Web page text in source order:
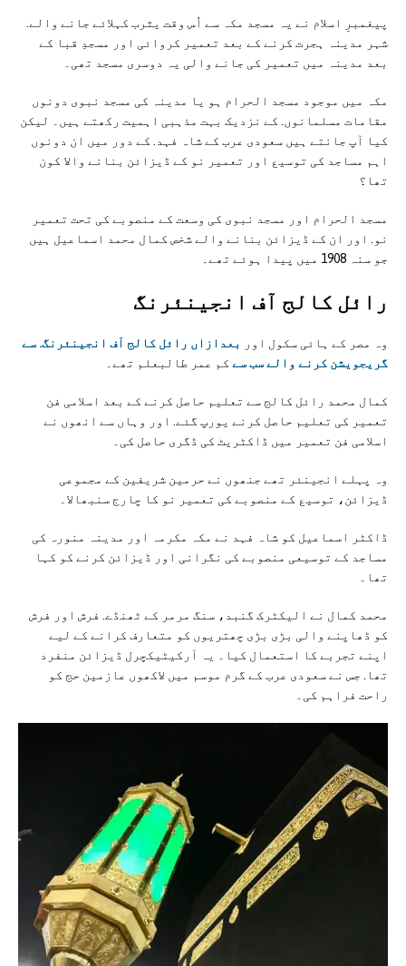
پیغمبرِ اسلام نے یہ مسجد مکہ سے اُس وقت یثرب کہلائے جانے والے.
شہر مدینہ ہجرت کرنے کے بعد تعمیر کروائی اور مسجدِ قبا کے
بعد مدینہ میں تعمیر کی جانے والی یہ دوسری مسجد تھی۔
مکہ میں موجود مسجد الحرام ہو یا مدینہ کی مسجد نبوی دونوں
مقامات مسلمانوں. کے نزدیک بہت مذہبی اہمیت رکھتے ہیں۔ لیکن
کیا آپ جانتے ہیں سعودی عرب کے شاہ فہد. کے دور میں ان دونوں
اہم مساجد کی توسیع اور تعمیر نو کے ڈیزائن بنانے والا کون
تھا؟
مسجد الحرام اور مسجد نبوی کی وسعت کے منصوبے کی تحت تعمیر
نو. اور ان کے ڈیزائن بنانے والے شخص کمال محمد اسماعیل ہیں
جو سنہ 1908 میں پیدا ہوئے تھے۔
رائل کالج آف انجینئرنگ
وہ مصر کے ہائی سکول اور
بعدازاں رائل کالج آف انجینئرنگ. سے
گریجویشن کرنے والے سب سے کم عمر طالبعلم تھے۔
کمال محمد رائل کالج سے تعلیم حاصل کرنے کے بعد اسلامی فن
تعمیر کی تعلیم حاصل کرنے یورپ گئے. اور وہاں سے انھوں نے
اسلامی فن تعمیر میں ڈاکٹریٹ کی ڈگری حاصل کی۔
وہ پہلے انجینئر تھے جنھوں نے حرمین شریفین کے مجموعی
ڈیزائن، توسیع کے منصوبے کی تعمیر نو کا چارج سنبھالا۔
ڈاکٹر اسماعیل کو شاہ فہد نے مکہ مکرمہ اور مدینہ منورہ کی
مساجد کے توسیعی منصوبے کی نگرانی اور ڈیزائن کرنے کو کہا
تھا۔
محمد کمال نے الیکٹرک گنبد، سنگ مرمر کے ٹھنڈے. فرش اور فرش
کو ڈھاپنے والی بڑی بڑی چھتریوں کو متعارف کرانے کے لیے
اپنے تجربے کا استعمال کیا۔ یہ آرکیٹیکچرل ڈیزائن منفرد
تھا. جس نے سعودی عرب کے گرم موسم میں لاکھوں عازمین حج کو
راحت فراہم کی۔